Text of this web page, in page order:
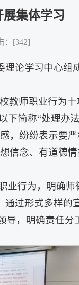
集体学习
：[342]
论学习中心组
教师职业行为
下简称“处理办
，纷纷表示要
信念、有道德
业行为，明确
通过形式多样的
导，明确责任